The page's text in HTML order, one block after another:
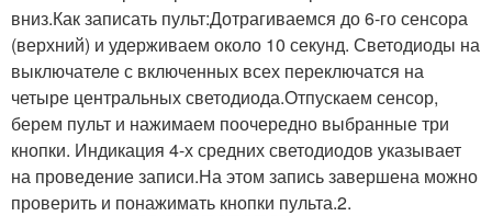
вниз.Как записать пульт:Дотрагиваемся до 6-го сенсора
(верхний) и удерживаем около 10 секунд. Светодиоды на
выключателе с включенных всех переключатся на
четыре центральных светодиода.Отпускаем сенсор,
берем пульт и нажимаем поочередно выбранные три
кнопки. Индикация 4-х средних светодиодов указывает
на проведение записи.На этом запись завершена можно
проверить и понажимать кнопки пульта.2.